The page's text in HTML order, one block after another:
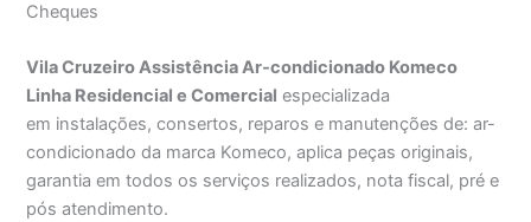
Cheques
Vila Cruzeiro Assistência Ar-condicionado Komeco
Linha Residencial e Comercial especializada
em instalações, consertos, reparos e manutenções de: ar-
condicionado da marca Komeco, aplica peças originais,
garantia em todos os serviços realizados, nota fiscal, pré e
pós atendimento.